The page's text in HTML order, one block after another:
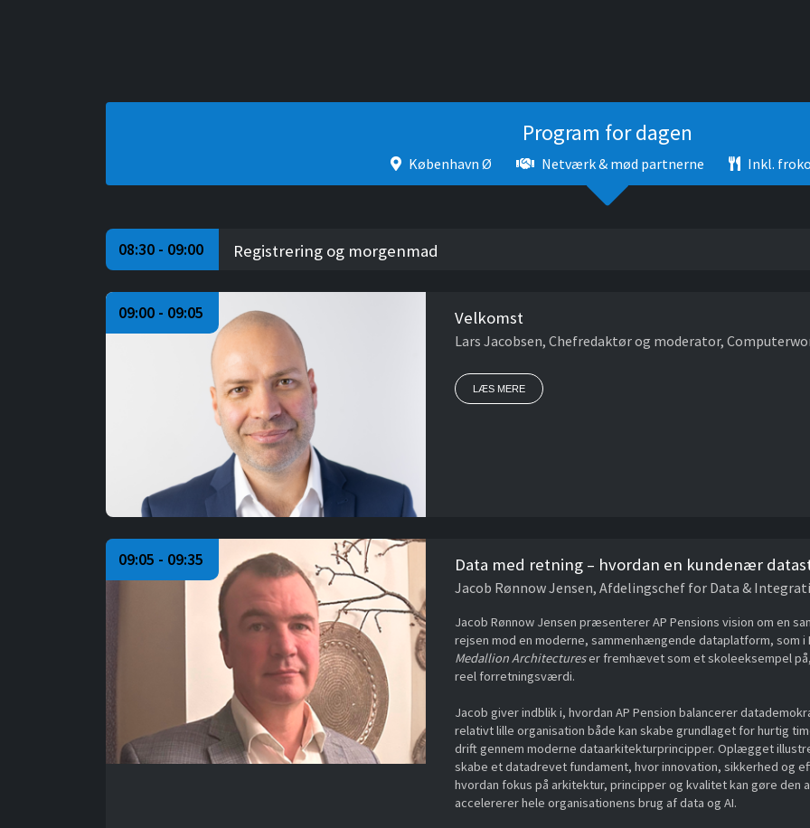
Program for dagen
København Ø Netværk & mød partnerne Inkl.
08:30 - 09:00 Registrering og morgenmad
Velkomst
Lars Jacobsen, Chefredaktør og moderator,
LÆS MERE
09:00 - 09:05
Data med retning – hvordan en kundenær
Jacob Rønnow Jensen, Afdelingschef for Data &
Jacob Rønnow Jensen præsenterer AP Pensions vision om en
rejsen mod en moderne, sammenhængende dataplatform, som
Medallion Architectureser fremhævet som et skoleeksempel
reel forretningsværdi.
Jacob giver indblik i, hvordan AP Pension balancerer
relativt lille organisation både kan skabe grundlaget for hurtig
drift gennem moderne dataarkitekturprincipper. Oplægget
skabe et datadrevet fundament, hvor innovation, sikkerhed og
hvordan fokus på arkitektur, principper og kvalitet kan gøre
accelererer hele organisationens brug af data og AI.
09:05 - 09:35